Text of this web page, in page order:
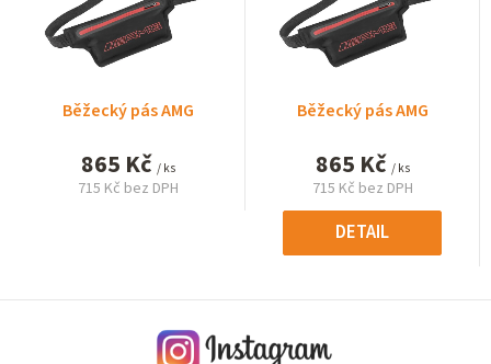
Běžecký pás AMG
865 Kč / ks
715 Kč bez DPH
Běžecký pás AMG
865 Kč / ks
715 Kč bez DPH
Měrná
cena:
DETAIL